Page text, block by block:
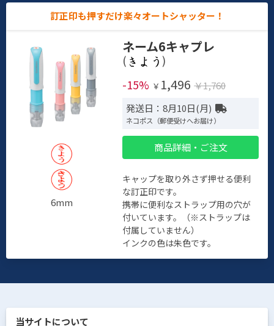
訂正印も押すだけ楽々オートシャッター！
6mm
ネーム6キャプレ
(
)
-15% ￥ 1,496 ￥1,760
発送日：8月10日(月)
ネコポス（郵便受けへお届け）
商品詳細・ご注文
キャップを取り外さず押せる便利
な訂正印です。
携帯に便利なストラップ用の穴が
付いています。（※ストラップは
付属していません）
インクの色は朱色です。
当サイトについて